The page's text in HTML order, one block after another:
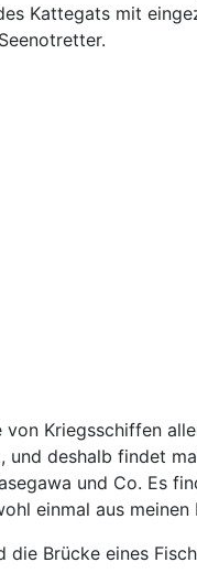
Kattegats mit
Kriegsschiffen
deshalb findet
und Co. Es
einmal aus
die Brücke eines